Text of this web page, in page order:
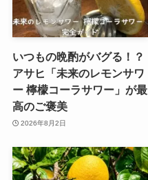
いつもの晩酌がバグる！？
アサヒ「未来のレモンサワ
ー 檸檬コーラサワー」が最
高のご褒美
2026年8月2日